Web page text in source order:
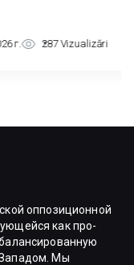
оппозиционной
как про-
Мы